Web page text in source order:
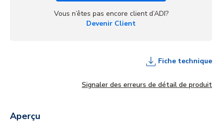
Vous n’êtes pas encore client d’ADI?
Devenir Client
Fiche technique
Signaler des erreurs de détail de produit
Aperçu